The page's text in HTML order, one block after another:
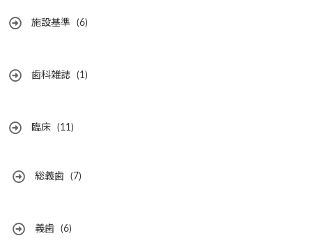
施設基準 (6)
歯科雑誌 (1)
臨床 (11)
総義歯 (7)
義歯 (6)